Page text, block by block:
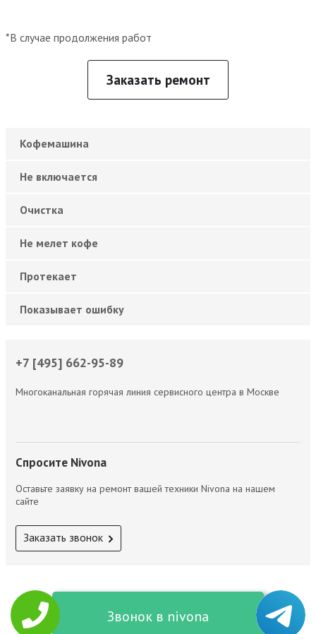
*В случае продолжения работ
Заказать ремонт
Кофемашина
Не включается
Очистка
Не мелет кофе
Протекает
Показывает ошибку
+7 [495] 662-95-89
Многоканальная горячая линия сервисного центра в Москве
Спросите Nivona
Оставьте заявку на ремонт вашей техники Nivona на нашем
сайте
Заказать звонок
Звонок в nivona